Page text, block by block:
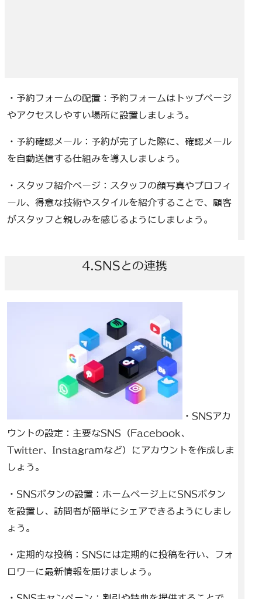
・予約フォームの配置：予約フォームはトップページ
やアクセスしやすい場所に設置しましょう。
・予約確認メール：予約が完了した際に、確認メール
を自動送信する仕組みを導入しましょう。
・スタッフ紹介ページ：スタッフの顔写真やプロフィ
ール、得意な技術やスタイルを紹介することで、顧客
がスタッフと親しみを感じるようにしましょう。
4.SNSとの連携
・SNSアカ
ウントの設定：主要なSNS（Facebook、
Twitter、Instagramなど）にアカウントを作成しま
しょう。
・SNSボタンの設置：ホームページ上にSNSボタン
を設置し、訪問者が簡単にシェアできるようにしまし
ょう。
・定期的な投稿：SNSには定期的に投稿を行い、フォ
ロワーに最新情報を届けましょう。